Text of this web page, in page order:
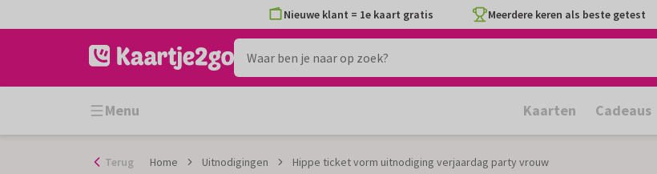
naar
Nieuwe klant = 1e kaart gratis Meerdere keren als beste getest
Menu Kaarten Cadeaus
Terug Home Uitnodigingen Hippe ticket vorm uitnodiging verjaardag party vrouw